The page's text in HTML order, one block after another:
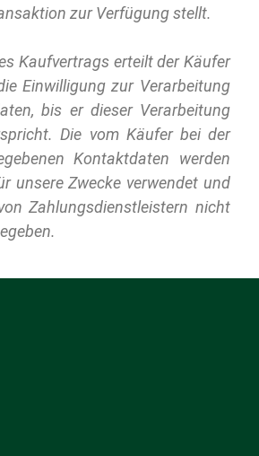
zur Verfügung stellt.
Kaufvertrags erteilt der Käufer
Einwilligung zur Verarbeitung
bis er dieser Verarbeitung
Die vom Käufer bei der
Kontaktdaten werden
unsere Zwecke verwendet und
Zahlungsdienstleistern nicht